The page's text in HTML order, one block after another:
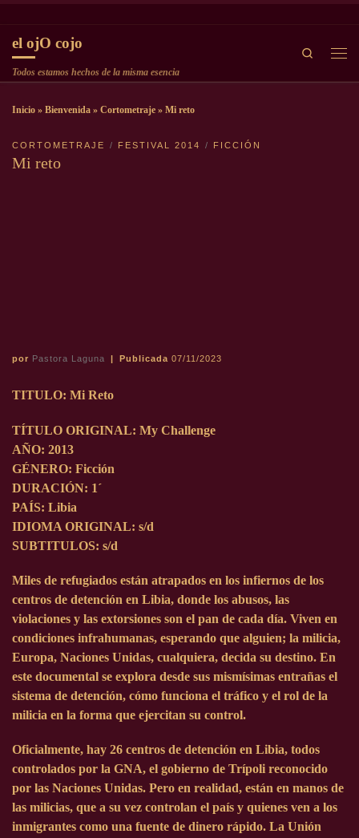
el ojO cojo
Todos estamos hechos de la misma esencia
Search
Inicio » Bienvenida » Cortometraje » Mi reto
CORTOMETRAJE FESTIVAL 2014 FICCIÓN
Mi reto
por Pastora Laguna | Publicada 07/11/2023
TITULO: Mi Reto
TÍTULO ORIGINAL: My Challenge
AÑO: 2013
GÉNERO: Ficción
DURACIÓN: 1´
PAÍS: Libia
IDIOMA ORIGINAL: s/d
SUBTITULOS: s/d
Miles de refugiados están atrapados en los infiernos de los
centros de detención en Libia, donde los abusos, las
violaciones y las extorsiones son el pan de cada día. Viven en
condiciones infrahumanas, esperando que alguien; la milicia,
Europa, Naciones Unidas, cualquiera, decida su destino. En
este documental se explora desde sus mismísimas entrañas el
sistema de detención, cómo funciona el tráfico y el rol de la
milicia en la forma que ejercitan su control.
Oficialmente, hay 26 centros de detención en Libia, todos
controlados por la GNA, el gobierno de Trípoli reconocido
por las Naciones Unidas. Pero en realidad, están en manos de
las milicias, que a su vez controlan el país y quienes ven a los
inmigrantes como una fuente de dinero rápido. La Unión